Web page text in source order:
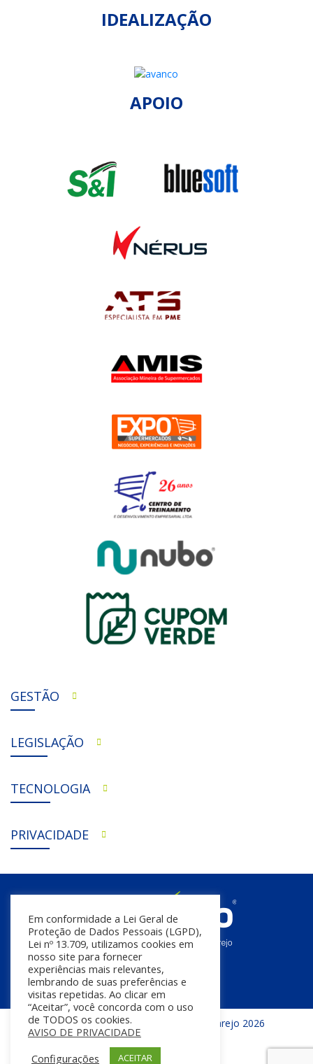
IDEALIZAÇÃO
APOIO
GESTÃO
LEGISLAÇÃO
TECNOLOGIA
PRIVACIDADE
Todos os direitos reservados | InfoVarejo 2026
Em conformidade a Lei Geral de
Proteção de Dados Pessoais (LGPD),
Lei nº 13.709, utilizamos cookies em
nosso site para fornecer
experiências mais relevantes,
lembrando de suas preferências e
visitas repetidas. Ao clicar em
“Aceitar”, você concorda com o uso
de TODOS os cookies.
AVISO DE PRIVACIDADE
Configurações
ACEITAR